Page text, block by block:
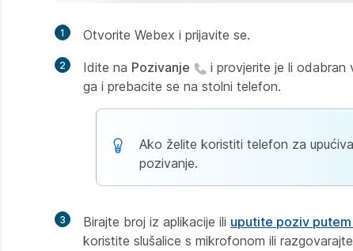
1 Otvorite Webex i prijavite se.
2 Idite na Pozivanje i provjerite je li odabran
ga i prebacite se na stolni telefon.
Ako želite koristiti telefon za
pozivanje.
3 Birajte broj iz aplikacije ili uputite poziv
koristite slušalice s mikrofonom ili